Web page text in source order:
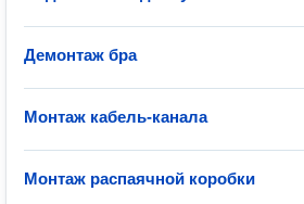
Демонтаж бра
Монтаж кабель-канала
Монтаж распаячной коробки